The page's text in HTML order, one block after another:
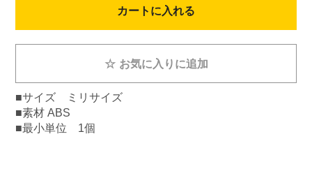
カートに入れる
☆ お気に入りに追加
■サイズ ミリサイズ
■素材 ABS
■最小単位 1個